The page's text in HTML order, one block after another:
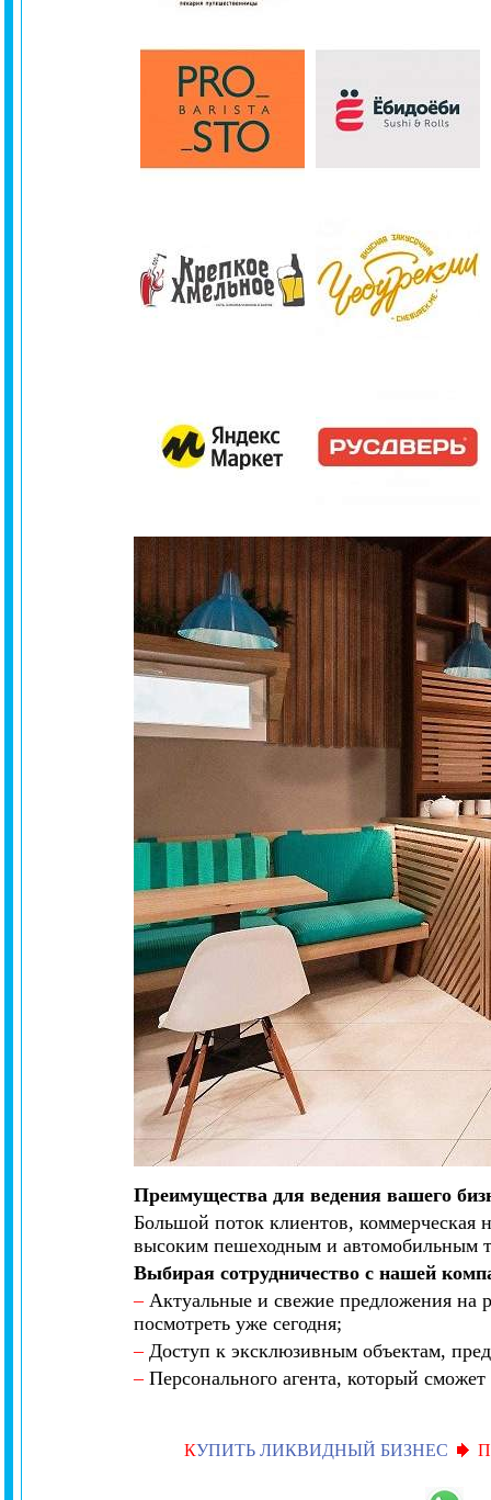
Преимущества для ведения вашего
Большой поток клиентов, коммерческая
высоким пешеходным и автомобильным
Выбирая сотрудничество с нашей
–Актуальные и свежие предложения на
посмотреть уже сегодня;
–Доступ к эксклюзивным объектам,
–Персонального агента, который
КУПИТЬ ЛИКВИДНЫЙ БИЗНЕС П